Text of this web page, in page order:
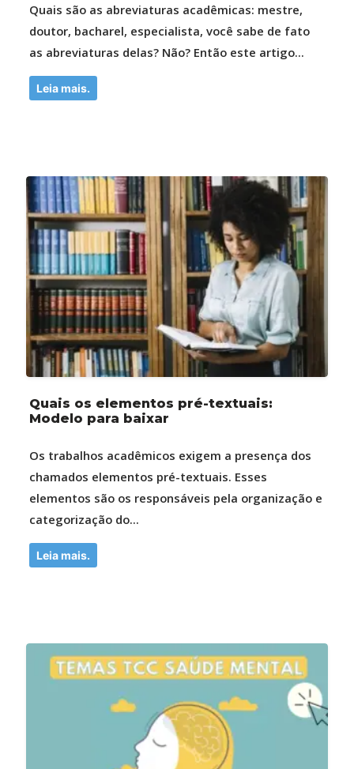
Quais são as abreviaturas acadêmicas: mestre,
doutor, bacharel, especialista, você sabe de fato
as abreviaturas delas? Não? Então este artigo...
Leia mais.
Quais os elementos pré-textuais:
Modelo para baixar
Os trabalhos acadêmicos exigem a presença dos
chamados elementos pré-textuais. Esses
elementos são os responsáveis pela organização e
categorização do...
Leia mais.